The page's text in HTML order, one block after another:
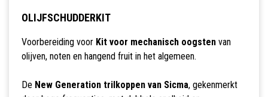
OLIJFSCHUDDERKIT
Voorbereiding voor Kit voor mechanisch oogstenvan
olijven, noten en hangend fruit in het algemeen.
De New Generation trilkoppen van Sicma, gekenmerkt